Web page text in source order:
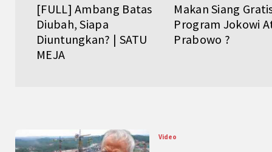
[FULL] Ambang Batas
Diubah, Siapa
Diuntungkan? | SATU
MEJA
Makan Siang
Program Jokowi
Prabowo ?
Video